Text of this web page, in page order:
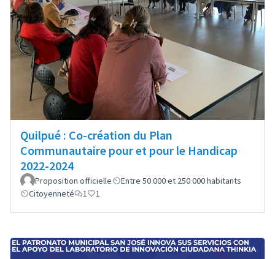
Quilpué : Co-création du Plan
Communautaire pour et pour le Handicap
2022-2024
Proposition officielle
Entre 50 000 et 250 000 habitants
Citoyenneté
1 1